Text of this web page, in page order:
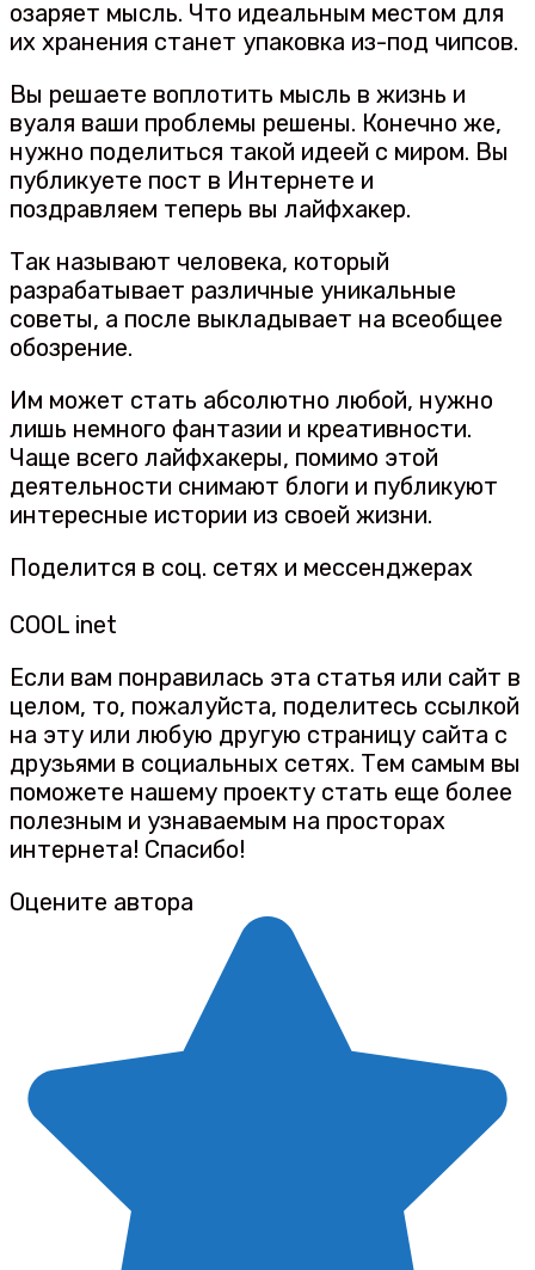
озаряет мысль. Что идеальным местом для
их хранения станет упаковка из-под чипсов.
Вы решаете воплотить мысль в жизнь и
вуаля ваши проблемы решены. Конечно же,
нужно поделиться такой идеей с миром. Вы
публикуете пост в Интернете и
поздравляем теперь вы лайфхакер.
Так называют человека, который
разрабатывает различные уникальные
советы, а после выкладывает на всеобщее
обозрение.
Им может стать абсолютно любой, нужно
лишь немного фантазии и креативности.
Чаще всего лайфхакеры, помимо этой
деятельности снимают блоги и публикуют
интересные истории из своей жизни.
Поделится в соц. сетях и мессенджерах
COOL inet
Если вам понравилась эта статья или сайт в
целом, то, пожалуйста, поделитесь ссылкой
на эту или любую другую страницу сайта с
друзьями в социальных сетях. Тем самым вы
поможете нашему проекту стать еще более
полезным и узнаваемым на просторах
интернета! Спасибо!
Оцените автора